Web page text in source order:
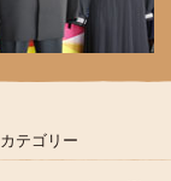
カテゴリー